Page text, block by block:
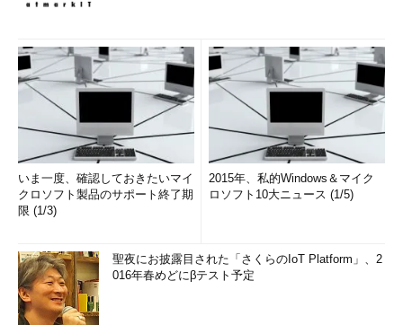
いま一度、確認しておきたいマイ
クロソフト製品のサポート終了期
限 (1/3)
2015年、私的Windows＆マイク
ロソフト10大ニュース (1/5)
聖夜にお披露目された「さくらのIoT Platform」、2
016年春めどにβテスト予定